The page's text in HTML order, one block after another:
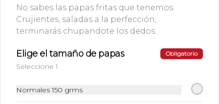
Cobertura
+56 96261 7228
Términos y condiciones
Política de privacidad
Redes sociales
No sabes las papas fritas que tenemos.
Crujientes, saladas a la perfección,
terminarás chupandote los dedos.
Elige el tamaño de papas Obligatorio
Seleccione 1
Normales 150 grms